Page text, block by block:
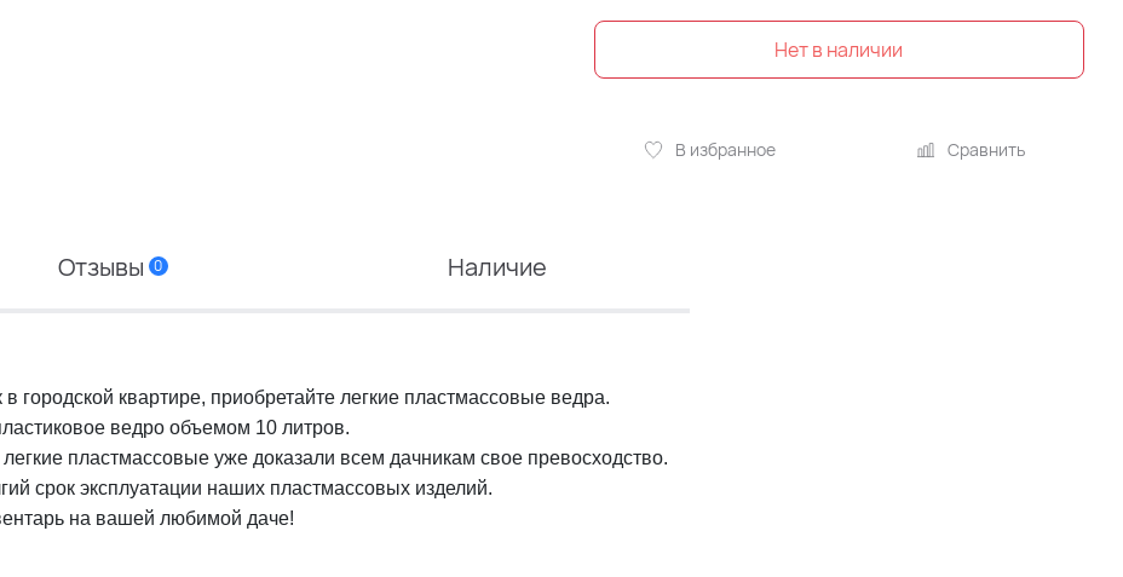
В избранное Сравнить
Отзывы 0 Наличие
квартире, приобретайте легкие пластмассовые ведра.
ведро объемом 10 литров.
пластмассовые уже доказали всем дачникам свое превосходство.
срок эксплуатации наших пластмассовых изделий.
на вашей любимой даче!